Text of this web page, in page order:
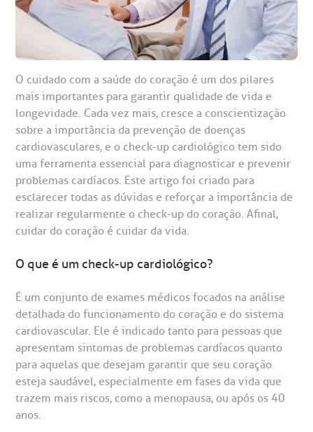
de consultas e exames
in antecipado
de exames
de Exames
SAC
A BP conta com você para melhorar sempre a qualidade do
atendimento e dos serviços prestados.
suas dúvidas, registrar suas reclamações ou fazer elogios
relacionados ao nosso atendimento e aos nossos serviços.
Horário de atendimento: 2ª a 6ª feira das 7h às 18h
(11)3505-1000
Hospital BP
Saiba mais
Endereço:
e Pesquisa
do médico
de conduta
Financeiras
social da BP
de atendimento
de Infarto SUS
de Visita
socorro
de Oncologia e Hematologia
de Excelência em Neurologia e
de Excelência em Ortopedia
O cuidado com a saúde do coração é um dos pilares
mais importantes para garantir qualidade de vida e
longevidade. Cada vez mais, cresce a conscientização
sobre a importância da prevenção de doenças
cardiovasculares, e o check-up cardiológico tem sido
uma ferramenta essencial para diagnosticar e prevenir
problemas cardíacos. Este artigo foi criado para
esclarecer todas as dúvidas e reforçar a importância de
realizar regularmente o check-up do coração. Afinal,
cuidar do coração é cuidar da vida.
O que é um check-up cardiológico?
É um conjunto de exames médicos focados na análise
detalhada do funcionamento do coração e do sistema
cardiovascular. Ele é indicado tanto para pessoas que
apresentam sintomas de problemas cardíacos quanto
para aquelas que desejam garantir que seu coração
esteja saudável, especialmente em fases da vida que
trazem mais riscos, como a menopausa, ou após os 40
anos.